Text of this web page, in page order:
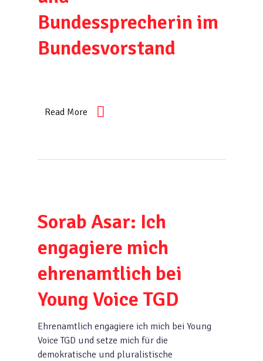
Bundessprecherin im
Bundesvorstand
Read More
Sorab Asar: Ich
engagiere mich
ehrenamtlich bei
Young Voice TGD
Ehrenamtlich engagiere ich mich bei Young
Voice TGD und setze mich für die
demokratische und pluralistische